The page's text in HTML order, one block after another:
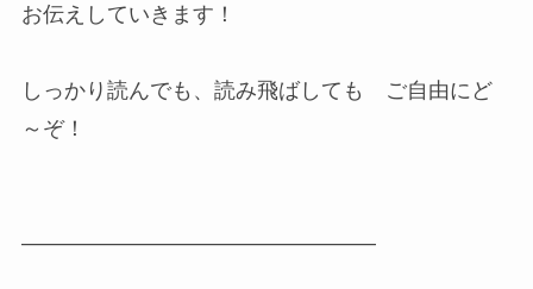
お伝えしていきます！
しっかり読んでも、読み飛ばしても ご自由にど
～ぞ！
————————————————–